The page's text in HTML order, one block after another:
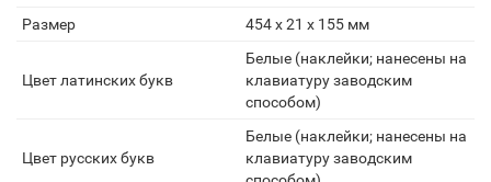
Размер 454 x 21 x 155 мм
Цвет латинских букв
Белые (наклейки; нанесены на
клавиатуру заводским
способом)
Цвет русских букв
Белые (наклейки; нанесены на
клавиатуру заводским